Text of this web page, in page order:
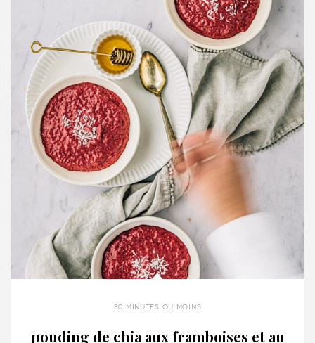
30 minutes ou moins
pouding de chia aux framboises et au